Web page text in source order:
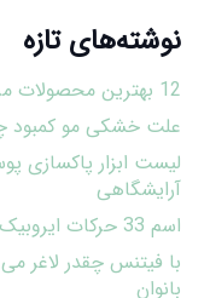
نوشته‌های تازه
12 بهترین محصولات مراقبت از پوست کره ای+ نکات کاربردی
علت خشکی مو کمبود چه
لیست ابزار پاکسازی
آرایشگاهی
اسم 33 حرکات ایروبیک (پیشرفته باشگاه) با فیلم و نکته
با فیتنس چقدر لاغر
بانوان